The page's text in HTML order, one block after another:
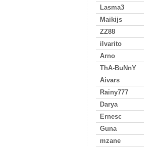
Lasma3
Maikijs
ZZ88
ilvarito
Arno
ThA-BuNnY
Aivars
Rainy777
Darya
Ernesc
Guna
mzane